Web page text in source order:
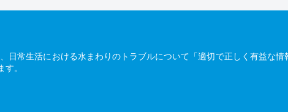
日常生活における水まわりのトラブルについて「適切で正しく有益な情
。